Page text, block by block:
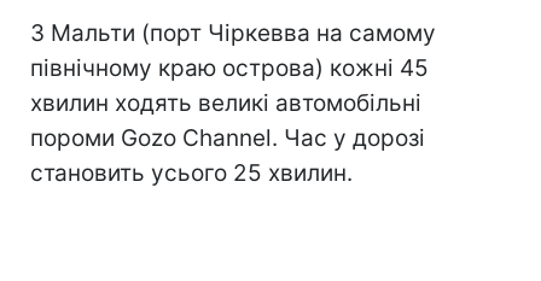
З Мальти (порт Чіркевва на самому
північному краю острова) кожні 45
хвилин ходять великі автомобільні
пороми Gozo Channel. Час у дорозі
становить усього 25 хвилин.